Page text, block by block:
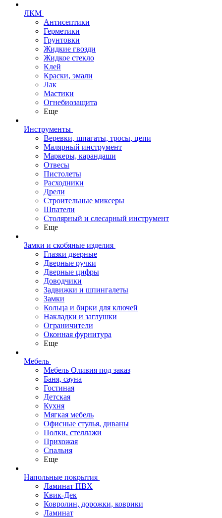
ЛКМ
Антисептики
Герметики
Грунтовки
Жидкие гвозди
Жидкое стекло
Клей
Краски, эмали
Лак
Мастики
Огнебиозащита
Еще
Инструменты
Веревки, шпагаты, тросы, цепи
Малярный инструмент
Маркеры, карандаши
Отвесы
Пистолеты
Расходники
Дрели
Строительные миксеры
Шпатели
Столярный и слесарный инструмент
Еще
Замки и скобяные изделия
Глазки дверные
Дверные ручки
Дверные цифры
Доводчики
Задвижки и шпингалеты
Замки
Кольца и бирки для ключей
Накладки и заглушки
Ограничители
Оконная фурнитура
Еще
Мебель
Мебель Оливия под заказ
Баня, сауна
Гостиная
Детская
Кухня
Мягкая мебель
Офисные стулья, диваны
Полки, стеллажи
Прихожая
Спальня
Еще
Напольные покрытия
Ламинат ПВХ
Квик-Дек
Ковролин, дорожки, коврики
Ламинат